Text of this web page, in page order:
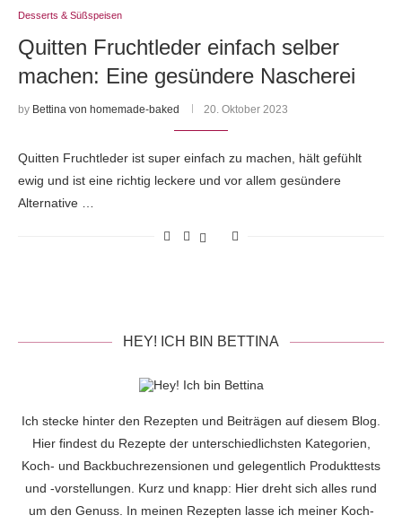
Desserts & Süßspeisen
Quitten Fruchtleder einfach selber
machen: Eine gesündere Nascherei
by Bettina von homemade-baked 20. Oktober 2023
Quitten Fruchtleder ist super einfach zu machen, hält gefühlt
ewig und ist eine richtig leckere und vor allem gesündere
Alternative …
HEY! ICH BIN BETTINA
Ich stecke hinter den Rezepten und Beiträgen auf diesem Blog.
Hier findest du Rezepte der unterschiedlichsten Kategorien,
Koch- und Backbuchrezensionen und gelegentlich Produkttests
und -vorstellungen. Kurz und knapp: Hier dreht sich alles rund
um den Genuss. In meinen Rezepten lasse ich meiner Koch-